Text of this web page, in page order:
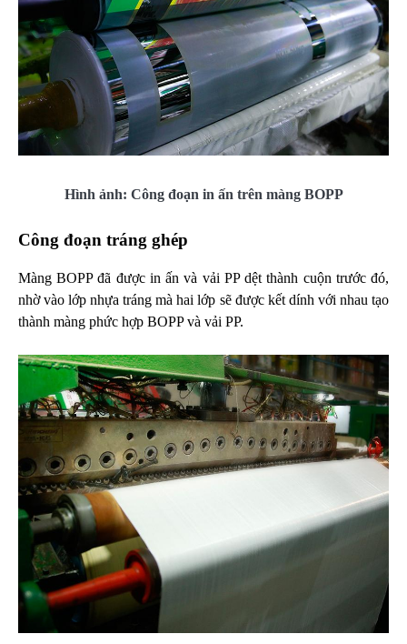
Hình ảnh: Công đoạn in ấn trên màng BOPP
Công đoạn tráng ghép
Màng BOPP đã được in ấn và vải PP dệt thành cuộn trước đó,
nhờ vào lớp nhựa tráng mà hai lớp sẽ được kết dính với nhau tạo
thành màng phức hợp BOPP và vải PP.